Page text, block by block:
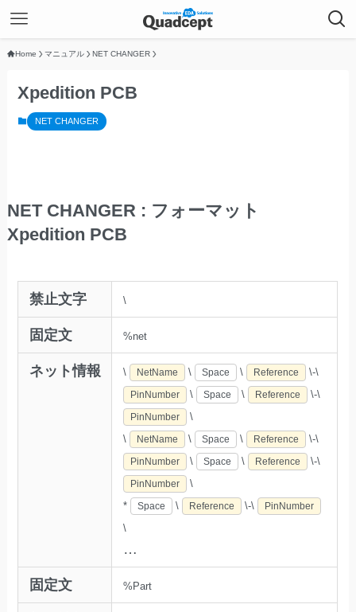
Home マニュアル NET CHANGER
Xpedition PCB
NET CHANGER
NET CHANGER : フォーマット
Xpedition PCB
禁止文字 \
固定文 %net
ネット情報 \ NetName \ Space \ Reference \-\
PinNumber \ Space \ Reference \-\
PinNumber
\
\
NetName \ Space \ Reference \-\
PinNumber \ Space \ Reference \-\
PinNumber
\
*
Space \ Reference \-\ PinNumber
\
…
固定文 %Part